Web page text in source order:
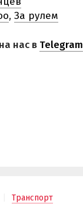
, За рулем
нас в Telegram
Транспорт